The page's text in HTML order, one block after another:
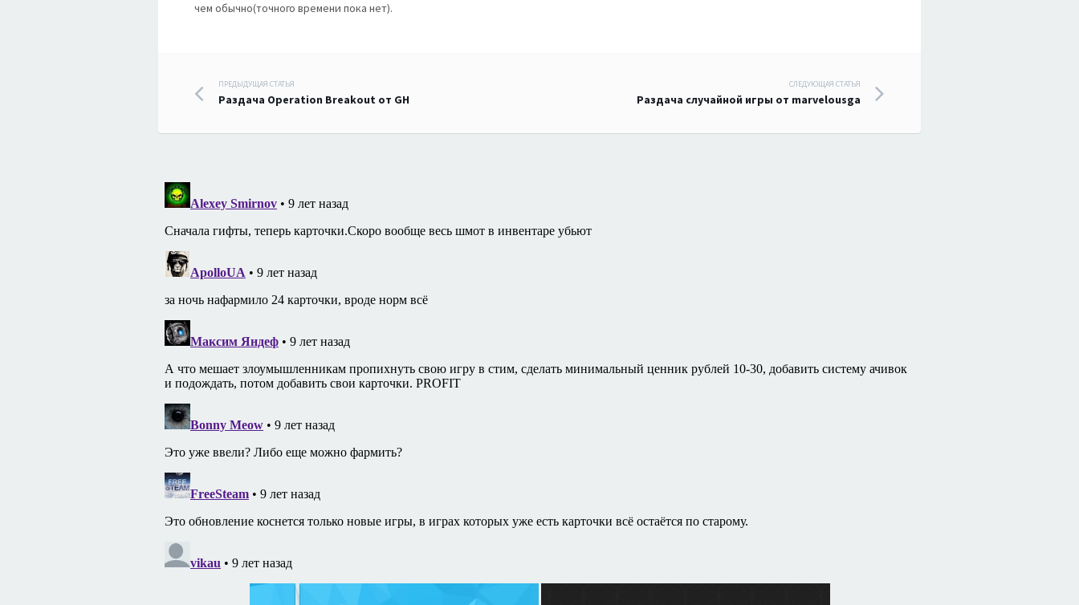
чем обычно(точного времени пока нет).
Навигация
по
ПРЕДЫДУЩАЯ СТАТЬЯ
Раздача Operation Breakout от GH
СЛЕДУЮЩАЯ СТАТЬЯ
Раздача случайной игры от marvelousga